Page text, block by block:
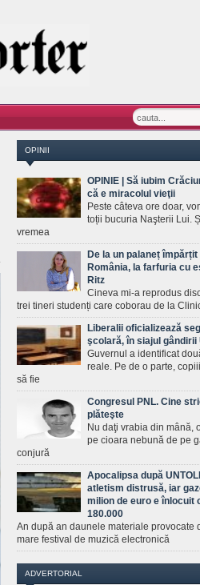
OPINII
OPINIE | Să iubim
că e miracolul vieţii
Peste câteva ore doar,
toții bucuria Naşterii Lui.
vremea
De la un palaneț
România, la farfuria cu
Ritz
Cineva mi-a reprodus
trei tineri studenți care coborau de la
Liberalii oficializează
şcolară, în siajul gândirii
Guvernul a identificat
reale. Pe de o parte,
să fie
Congresul PNL. Cine
plăteşte
Nu daţi vrabia din mână,
pe cioara nebună de pe
conjură
Apocalipsa după
atletism distrusă, iar
milion de euro e înlocuit
180.000
An după an daunele materiale provocate
mare festival de muzică electronică
ADVERTORIAL